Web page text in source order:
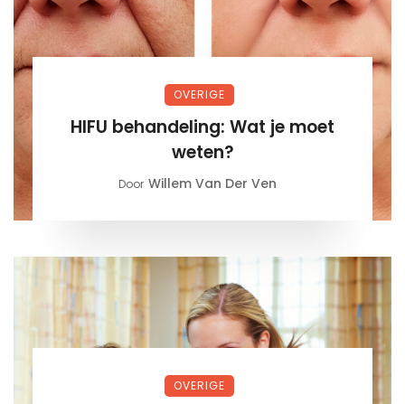
OVERIGE
HIFU behandeling: Wat je moet
weten?
Door Willem Van Der Ven
OVERIGE